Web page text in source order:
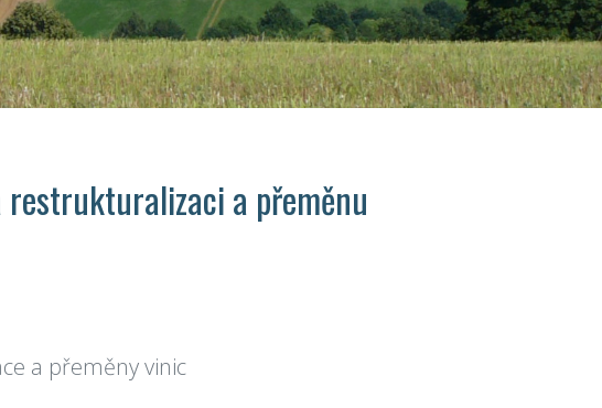
restrukturalizaci a přeměnu
a přeměny vinic